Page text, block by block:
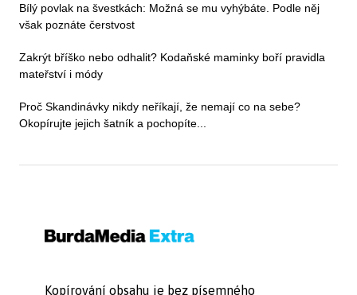
Bílý povlak na švestkách: Možná se mu vyhýbáte. Podle něj
však poznáte čerstvost
Zakrýt bříško nebo odhalit? Kodaňské maminky boří pravidla
mateřství i módy
Proč Skandinávky nikdy neříkají, že nemají co na sebe?
Okopírujte jejich šatník a pochopíte...
Kopírování obsahu je bez písemného